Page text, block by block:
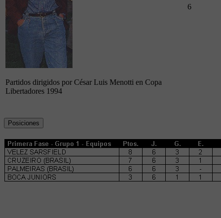
Partidos dirigidos por César Luis Menotti en Copa
Libertadores 1994
6
Posiciones